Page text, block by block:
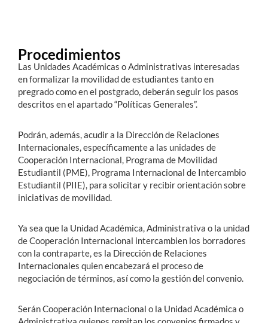
Procedimientos
Las Unidades Académicas o Administrativas interesadas
en formalizar la movilidad de estudiantes tanto en
pregrado como en el postgrado, deberán seguir los pasos
descritos en el apartado “Políticas Generales”.
Podrán, además, acudir a la Dirección de Relaciones
Internacionales, específicamente a las unidades de
Cooperación Internacional, Programa de Movilidad
Estudiantil (PME), Programa Internacional de Intercambio
Estudiantil (PIIE), para solicitar y recibir orientación sobre
iniciativas de movilidad.
Ya sea que la Unidad Académica, Administrativa o la unidad
de Cooperación Internacional intercambien los borradores
con la contraparte, es la Dirección de Relaciones
Internacionales quien encabezará el proceso de
negociación de términos, así como la gestión del convenio.
Serán Cooperación Internacional o la Unidad Académica o